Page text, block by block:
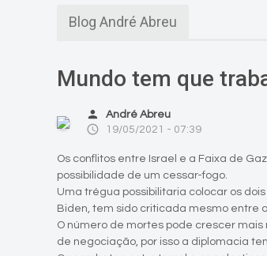
Blog André Abreu
Mundo tem que
person André Abreu
access_time 19/05/2021 - 07:39
Os conflitos entre Israel e a Faixa de
possibilidade de um cessar-fogo.
Uma trégua possibilitaria colocar os
Biden, tem sido criticada mesmo entre
O número de mortes pode crescer
de negociação, por isso a diplomacia